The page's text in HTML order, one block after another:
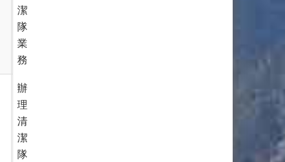
潔
隊
業
務
辦
理
清
潔
隊